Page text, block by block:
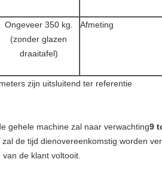
Ongeveer 350 kg.
(zonder glazen
draaitafel)
Afmeting
zijn uitsluitend ter referentie
gehele machine zal naar verwachting9
de tijd dienovereenkomstig worden
de klant voltooit.